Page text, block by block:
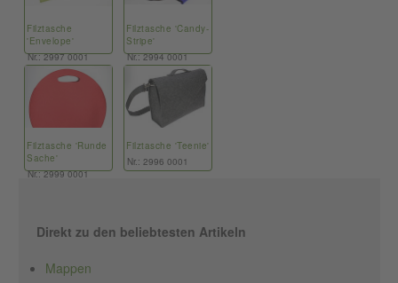
Filztasche
'Envelope'
Nr.: 2997 0001
Filztasche 'Candy-
Stripe'
Nr.: 2994 0001
Filztasche 'Runde
Sache'
Nr.: 2999 0001
Filztasche 'Teenie'
Nr.: 2996 0001
Direkt zu den beliebtesten Artikeln
Mappen